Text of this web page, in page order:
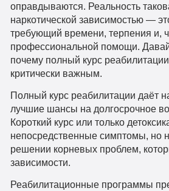
оправдываются. Реальность
наркотической зависимостью —
требующий времени, терпения и,
профессиональной помощи.
почему полный курс
критически важным.
Полный курс реабилитации даёт
лучшие шансы на долгосрочное
Короткий курс или только
непосредственные симптомы, но
решении корневых проблем,
зависимости.
Реабилитационные программы